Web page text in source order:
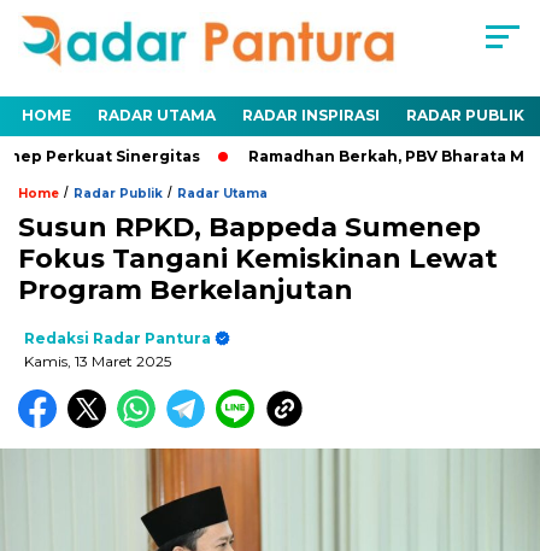
HOME RADAR UTAMA RADAR INSPIRASI RADAR PUBLIK
Perkuat Sinergitas Ramadhan Berkah, PBV Bharata
Home / Radar Publik / Radar Utama
Susun RPKD, Bappeda Sumenep
Fokus Tangani Kemiskinan Lewat
Program Berkelanjutan
Redaksi Radar Pantura
Kamis, 13 Maret 2025